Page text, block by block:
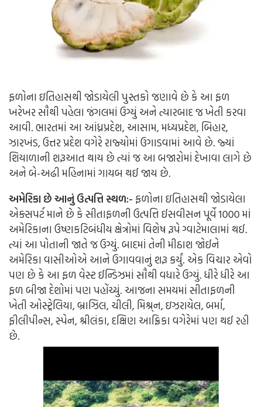
ફળોના ઇતિહાસથી જોડાયેલી પુસ્તકો જણાવે છે કે આ ફળ
ખરેખર સૌથી પહેલા જંગલમાં ઉગ્યું અને ત્યારબાદ જ ખેતી કરવા
આવી. ભારતમાં આ આંધ્રપ્રદેશ, આસામ, મધ્યપ્રદેશ, બિહાર,
ઝારખંડ, ઉત્તર પ્રદેશ વગેરે રાજ્યોમાં ઉગાડવામાં આવે છે. જ્યાં
શિયાળાની શરૂઆત થાય છે ત્યાં જ આ બજારોમાં દેખાવા લાગે છે
અને બે-અઢી મહિનામાં ગાયબ થઈ જાય છે.
અમેરિકા છે આનું ઉત્પત્તિ સ્થળ:- ફળોના ઇતિહાસથી જોડાયેલા
એક્સપર્ટ માને છે કે સીતાફળની ઉત્પત્તિ ઈસવીસન પૂર્વે 1000 માં
અમેરિકાના ઉષ્ણકટિબંધીય ક્ષેત્રોમાં વિશેષ રૂપે ગ્વાટેમાલામાં થઈ.
ત્યાં આ પોતાની જાતે જ ઉગ્યું. બાદમાં તેની મીઠાશ જોઈને
અમેરિકા વાસીઓએ આને ઉગાવવાનું શરૂ કર્યું. એક વિચાર એવો
પણ છે કે આ ફળ વેસ્ટ ઈન્ડિઝમાં સૌથી વધારે ઉગ્યું. ધીરે ધીરે આ
ફળ બીજા દેશોમાં પણ પહોંચ્યું. આજના સમયમાં સીતાફળની
ખેતી ઓસ્ટ્રેલિયા, બ્રાઝિલ, ચીલી, મિશ્ર્ન, ઇઝરાયેલ, બર્મા,
ફીલીપીન્સ, સ્પેન, શ્રીલંકા, દક્ષિણ આફ્રિકા વગેરેમાં પણ થઈ રહી
છે.